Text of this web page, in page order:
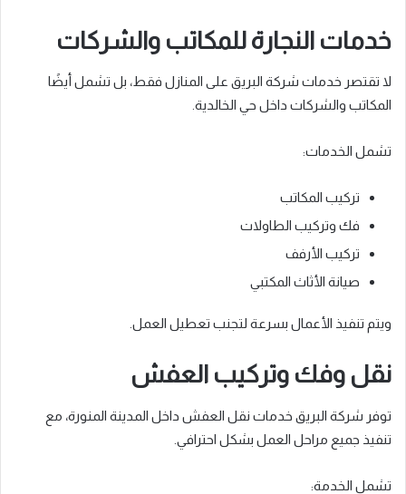
خدمات النجارة للمكاتب والشركات
لا تقتصر خدمات شركة البريق على المنازل فقط، بل تشمل أيضًا
المكاتب والشركات داخل حي الخالدية.
تشمل الخدمات:
تركيب المكاتب
فك وتركيب الطاولات
تركيب الأرفف
صيانة الأثاث المكتبي
ويتم تنفيذ الأعمال بسرعة لتجنب تعطيل العمل.
نقل وفك وتركيب العفش
توفر شركة البريق خدمات نقل العفش داخل المدينة المنورة، مع
تنفيذ جميع مراحل العمل بشكل احترافي.
تشمل الخدمة: